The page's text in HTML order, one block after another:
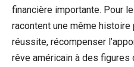
financière importante. Pour
racontent une même
réussite, récompenser
rêve américain à des figures